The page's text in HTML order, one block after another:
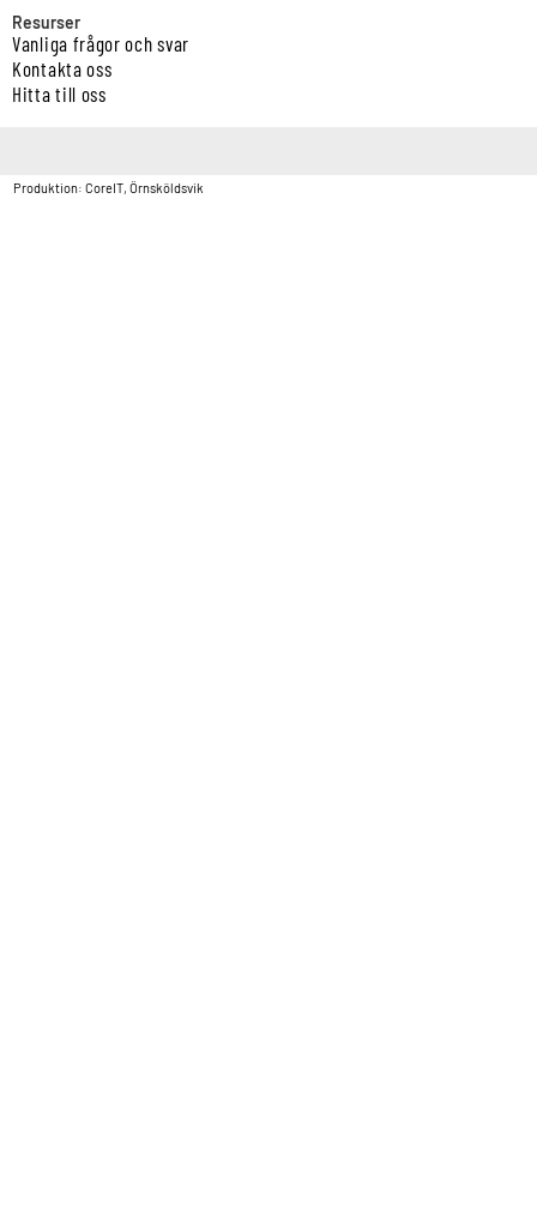
Resurser
Vanliga frågor och svar
Kontakta oss
Hitta till oss
Produktion: CoreIT, Örnsköldsvik